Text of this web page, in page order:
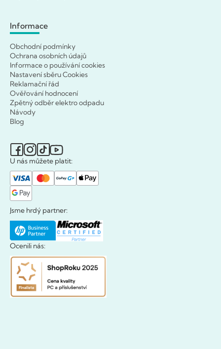
Informace
Obchodní podmínky
Ochrana osobních údajů
Informace o používání cookies
Nastavení sběru Cookies
Reklamační řád
Ověřování hodnocení
Zpětný odběr elektro odpadu
Návody
Blog
U nás můžete platit:
Jsme hrdý partner:
Ocenili nás: